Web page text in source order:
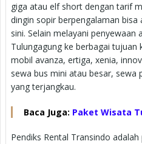
giga atau elf short dengan tarif
dingin sopir berpengalaman
sini. Selain melayani
Tulungagung ke berbagai tujuan
mobil avanza, ertiga, xenia,
sewa bus mini atau besar, sewa
yang terjangkau.
Baca Juga: Paket Wisata
Pendiks Rental Transindo